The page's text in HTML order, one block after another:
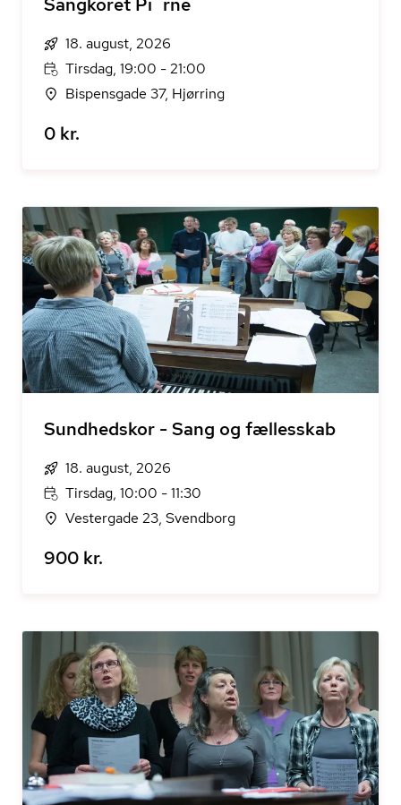
18. august, 2026
Tirsdag, 19:00 - 21:00
Bispensgade 37, Hjørring
0 kr.
Sundhedskor - Sang og fællesskab
18. august, 2026
Tirsdag, 10:00 - 11:30
Vestergade 23, Svendborg
900 kr.